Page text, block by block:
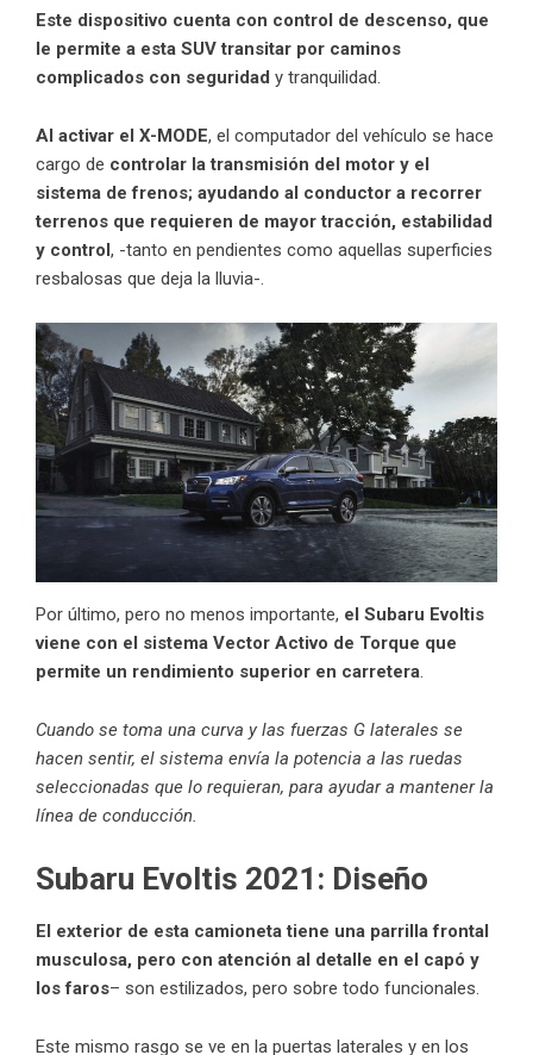
Este dispositivo cuenta con control de descenso, que
le permite a esta SUVtransitar por caminos
complicados con seguridad y tranquilidad.
Al activar el X-MODE, el computador del vehículo se hace
cargo de controlar la transmisión del motor y el
sistema de frenos; ayudando al conductor a recorrer
terrenos que requieren de mayor tracción, estabilidad
y control, -tanto en pendientes como aquellas superficies
resbalosas que deja la lluvia-.
Por último, pero no menos importante, el Subaru Evoltis
viene con el sistema Vector Activo de Torque que
permite un rendimiento superior en carretera.
Cuando se toma una curva y las fuerzas G laterales se
hacen sentir, el sistema envía la potencia a las ruedas
seleccionadas que lo requieran, para ayudar a mantener la
línea de conducción.
Subaru Evoltis 2021: Diseño
El exterior de esta camioneta tiene una parrilla frontal
musculosa, pero con atención al detalle en el capó y
los faros– son estilizados, pero sobre todo funcionales.
Este mismo rasgo se ve en la puertas laterales y en los